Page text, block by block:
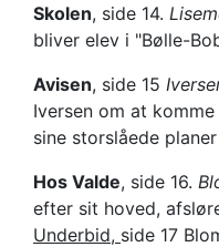
Skolen, side 14.
bliver elev i "Bølle-
Avisen, side 15
Iversen om at
sine storslåede
Hos Valde, side 16.
efter sit hoved,
Underbid, side 17